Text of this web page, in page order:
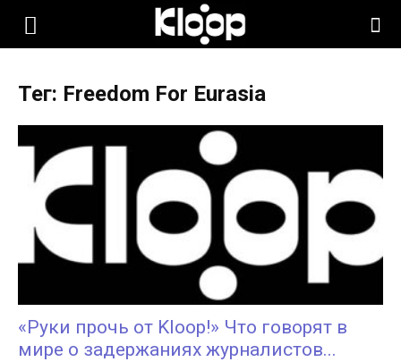
KLOOP.KG
Новости
Кыргызстана
Тег: Freedom For Eurasia
«Руки прочь от Kloop!» Что говорят в
мире о задержаниях журналистов...